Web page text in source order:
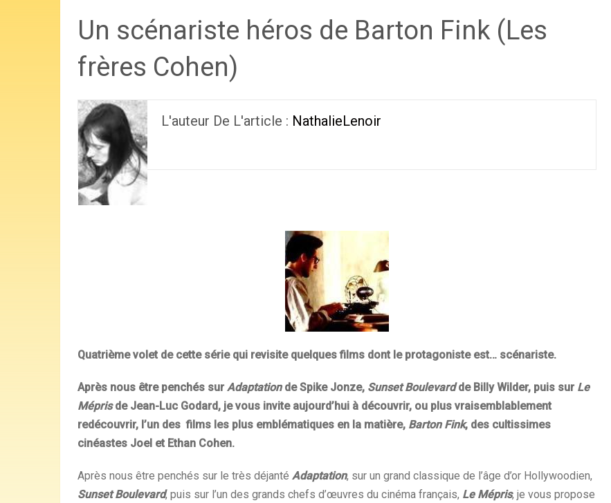
Un scénariste héros de Barton Fink (Les
frères Cohen)
L'auteur De L'article : NathalieLenoir
Quatrième volet de cette série qui revisite quelques films dont le protagoniste est… scénariste.
Après nous être penchés sur Adaptationde Spike Jonze, Sunset Boulevardde Billy Wilder, puis sur Le
Méprisde Jean-Luc Godard, je vous invite aujourd’hui à découvrir, ou plus vraisemblablement
redécouvrir, l’un des films les plus emblématiques en la matière, Barton Fink, des cultissimes
cinéastes Joel et Ethan Cohen.
Après nous être penchés sur le très déjanté Adaptation, sur un grand classique de l’âge d’or Hollywoodien,
Sunset Boulevard, puis sur l’un des grands chefs d’œuvres du cinéma français, Le Mépris, je vous propose